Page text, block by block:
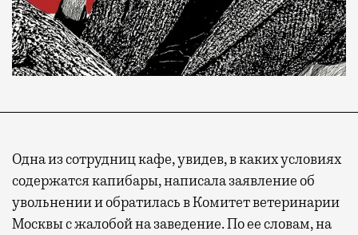
Одна из сотрудниц кафе, увидев, в каких условиях
содержатся капибары, написала заявление об
увольнении и обратилась в Комитет ветеринарии
Москвы с жалобой на заведение. По ее словам, на